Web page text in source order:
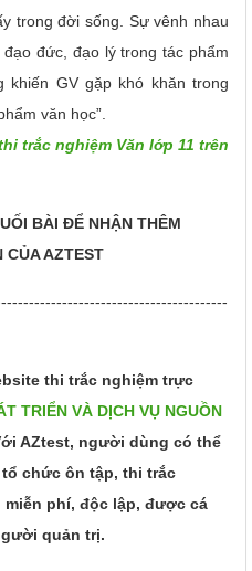
trong đời sống. Sự vênh nhau
đức, đạo lý trong tác phẩm
GV gặp khó khăn trong
văn học”.
trắc nghiệm Văn lớp 11 trên
BÀI ĐỂ NHẬN THÊM
CỦA AZTEST
thi trắc nghiệm trực
TRIỂN VÀ DỊCH VỤ NGUỒN
AZtest, người dùng có thể
chức ôn tập, thi trắc
phí, độc lập, được cá
quản trị.